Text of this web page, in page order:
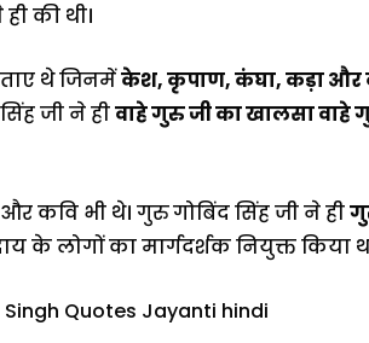
की थी।
थे जिनमेंकेश, कृपाण, कंघा, कड़ा और
जी ने हीवाहे गुरु जी का खालसा वाहे
कवि भी थे। गुरु गोबिंद सिंह जी ने ही
के लोगों का मार्गदर्शक नियुक्त किया